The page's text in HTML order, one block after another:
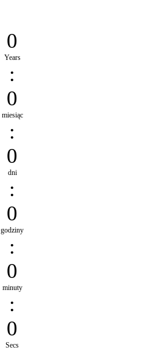
0
Years
:
0
miesiąc
:
0
dni
:
0
godziny
:
0
minuty
:
0
Secs